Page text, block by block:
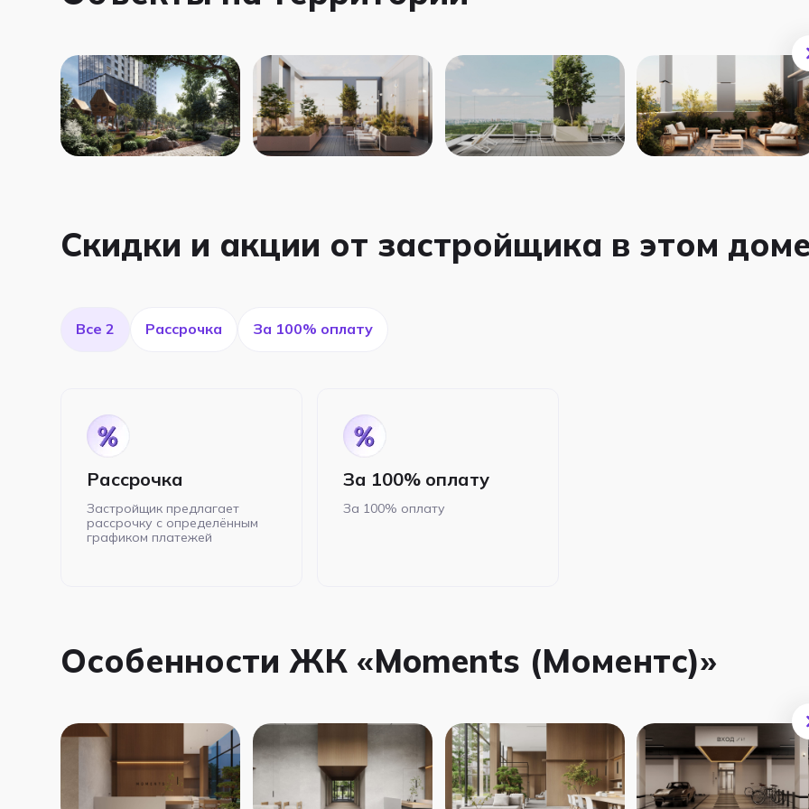
Скидки и акции от застройщика в этом
Все 2 Рассрочка За 100% оплату
Рассрочка
Застройщик предлагает
рассрочку с определённым
графиком платежей
За 100% оплату
За 100% оплату
Особенности ЖК «Moments (Моментс)»